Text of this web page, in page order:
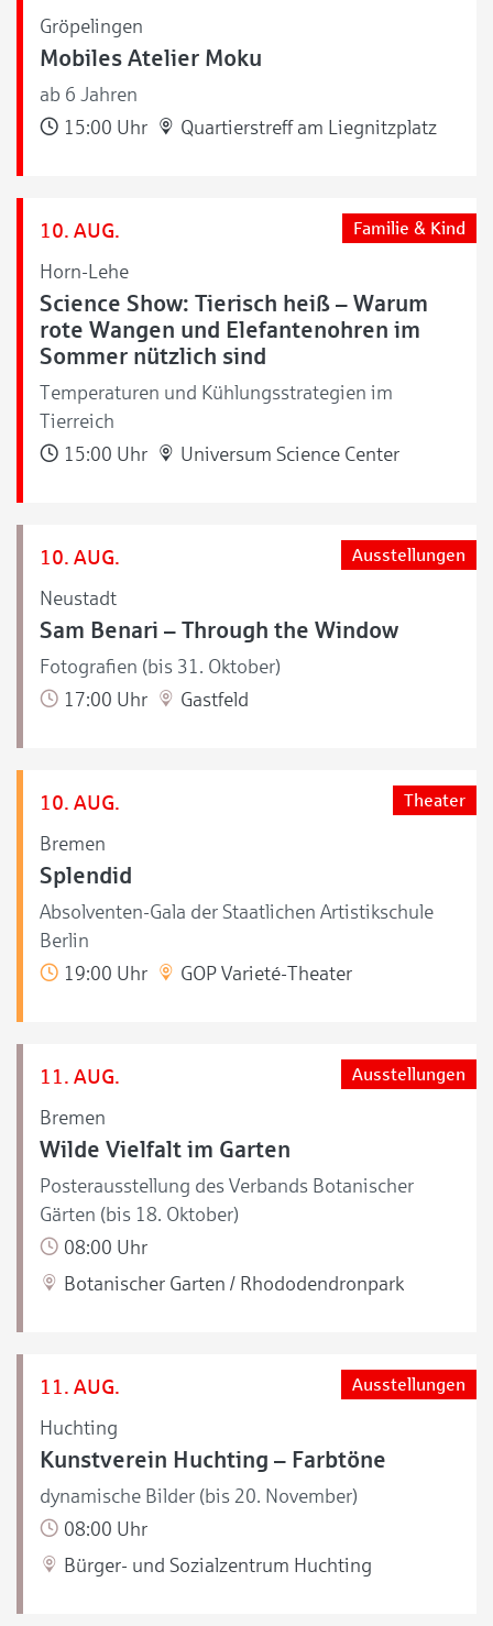
Gröpelingen
Mobiles Atelier Moku
ab 6 Jahren
15:00 Uhr
Quartierstreff am Liegnitzplatz
10. AUG.
Horn-Lehe
Familie & Kind
Science Show: Tierisch heiß – Warum
rote Wangen und Elefantenohren im
Sommer nützlich sind
Temperaturen und Kühlungsstrategien im
Tierreich
15:00 Uhr
Universum Science Center
10. AUG.
Neustadt
Ausstellungen
Sam Benari – Through the Window
Fotografien (bis 31. Oktober)
17:00 Uhr
Gastfeld
10. AUG.
Bremen
Theater
Splendid
Absolventen-Gala der Staatlichen Artistikschule
Berlin
19:00 Uhr
GOP Varieté-Theater
11. AUG.
Bremen
Ausstellungen
Wilde Vielfalt im Garten
Posterausstellung des Verbands Botanischer
Gärten (bis 18. Oktober)
08:00 Uhr
Botanischer Garten / Rhododendronpark
11. AUG.
Huchting
Ausstellungen
Kunstverein Huchting – Farbtöne
dynamische Bilder (bis 20. November)
08:00 Uhr
Bürger- und Sozialzentrum Huchting